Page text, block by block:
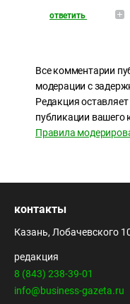
ответить
Все комментарии
модерации с
Редакция
публикации вашего
Правила
контакты
Казань, Лобачевского
редакция
8 (843) 238-39-01
info@business-gazeta.ru